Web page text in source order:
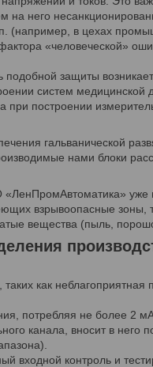
на него
п. (например, в цехах
«человеческой»
защиты
систем медицинской
построении
гальванической
нами блоки
уже
взрывоопасные зоны,
вещества (пыль,
как неблагоприятная
потребляя не более 2
канала, вносит в
входной контроль и